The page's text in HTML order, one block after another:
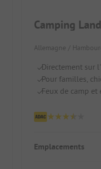
Camping
Allemagne /
Directement sur
Pour familles,
Feux de camp
Emplacements